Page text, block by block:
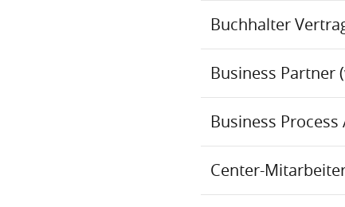
Buchhalter
Business
Business
Center-